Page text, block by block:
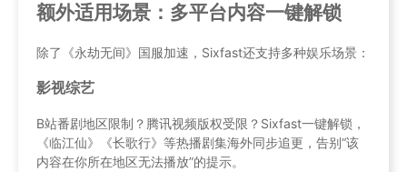
额外适用场景：多平台内容一键解锁
除了《永劫无间》国服加速，Sixfast还支持多种娱乐场景：
影视综艺
B站番剧地区限制？腾讯视频版权受限？Sixfast一键解锁，
《临江仙》《长歌行》等热播剧集海外同步追更，告别“该
内容在你所在地区无法播放”的提示。